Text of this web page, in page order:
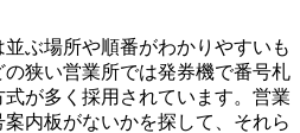
ぶ場所や順番がわかりやすいも
狭い営業所では発券機で番号札
が多く採用されています。営業
内板がないかを探して、それら